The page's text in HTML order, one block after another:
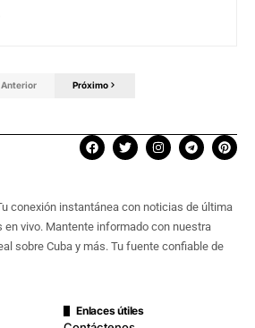
Anterior Próximo
conexión instantánea con noticias de última
en vivo. Mantente informado con nuestra
sobre Cuba y más. Tu fuente confiable de
Enlaces útiles